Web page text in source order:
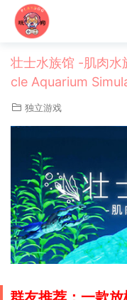
壮士水族馆 -肌肉
cle Aquarium
独立游戏